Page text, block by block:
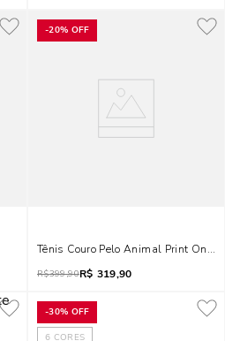
-20% OFF
Tênis Couro Pelo Animal Print Onça
R$399,90R$ 319,90
-30% OFF
6 CORES